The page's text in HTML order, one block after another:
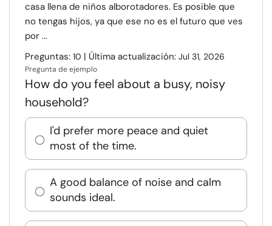
Sobre nosotros Contáctanos Escríbenos
Publicidad con
nosotros
casa llena de niños alborotadores. Es posible que
no tengas hijos, ya que ese no es el futuro que ves
por ...
Preguntas: 10 | Última actualización: Jul 31, 2026
Pregunta de ejemplo
How do you feel about a busy, noisy
household?
I'd prefer more peace and quiet
most of the time.
A good balance of noise and calm
sounds ideal.